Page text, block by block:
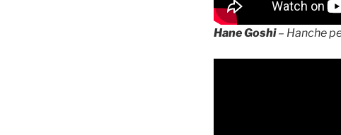
Hane Goshi– Hanche